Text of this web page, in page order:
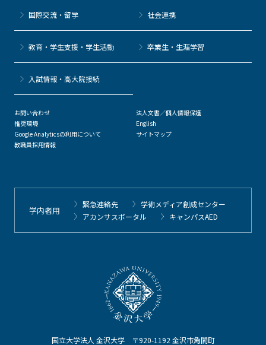
国立大学法人 金沢大学 〒920-1192 金沢市角間町
国際交流・留学 社会連携
教育・学生支援・学生活動 卒業生・生涯学習
⼊試情報・高大院接続
お問い合わせ
推奨環境
Google Analyticsの利用について
教職員採用情報
法人文書／個人情報保護
English
サイトマップ
学内者用
緊急連絡先
学術メディア創成センター
アカンサスポータル
キャンパスAED